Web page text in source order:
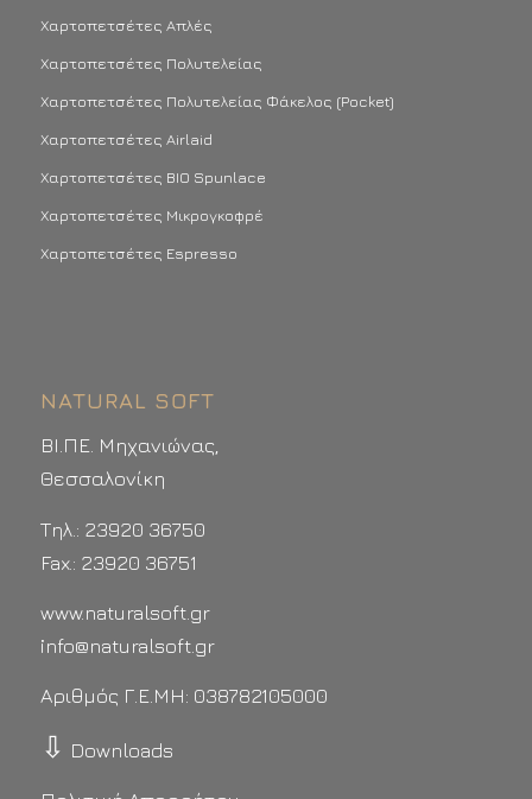
Χαρτοπετσέτες Απλές
Χαρτοπετσέτες Πολυτελείας
Χαρτοπετσέτες Πολυτελείας Φάκελος (Pocket)
Χαρτοπετσέτες Airlaid
Χαρτοπετσέτες BIO Spunlace
Χαρτοπετσέτες Μικρογκοφρέ
Χαρτοπετσέτες Espresso
NATURAL SOFT
ΒΙ.ΠΕ. Μηχανιώνας,
Θεσσαλονίκη
Τηλ.: 23920 36750
Fax.: 23920 36751
www.naturalsoft.gr
info@naturalsoft.gr
Αριθμός Γ.Ε.ΜΗ: 038782105000
⇩ Downloads